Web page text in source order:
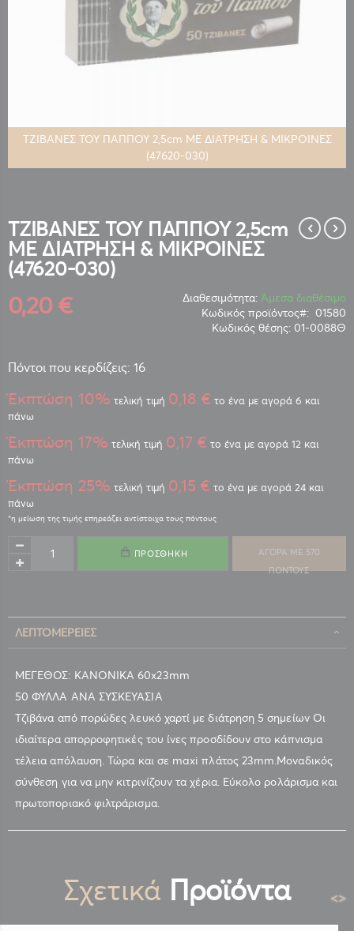
ΤΖΙΒΑΝΕΣ ΤΟΥ ΠΑΠΠΟΥ 2,5cm ΜΕ ΔΙΑΤΡΗΣΗ & ΜΙΚΡΟΙΝΕΣ
(47620-030)
της
συλλογής
εικόνων
ΤΖΙΒΑΝΕΣ ΤΟΥ ΠΑΠΠΟΥ 2,5cm
ΜΕ ΔΙΑΤΡΗΣΗ & ΜΙΚΡΟΙΝΕΣ
(47620-030)
0,20 € Διαθεσιμότητα: Άμεσα διαθέσιμο
Κωδικός προϊόντος
01580
Κωδικός θέσης: 01-0088Θ
Πόντοι που κερδίζεις: 16
Έκπτώση 10% τελική τιμή 0,18 € το ένα με αγορά 6 και
πάνω
Έκπτώση 17% τελική τιμή 0,17 € το ένα με αγορά 12 και
πάνω
Έκπτώση 25% τελική τιμή 0,15 € το ένα με αγορά 24 και
πάνω
ΠΡΟΣΘΉΚΗ
ΑΓΟΡΑ ΜΕ 570
ΠΟΝΤΟΥΣ
ΛΕΠΤΟΜΈΡΕΙΕΣ
ΜΕΓΕΘΟΣ: KANONIKA 60x23mm
50 ΦΥΛΛΑ ΑΝΑ ΣΥΣΚΕΥΑΣΙΑ
Τζιβάνα από πορώδες λευκό χαρτί με διάτρηση 5 σημείων Οι
ιδιαίτερα απορροφητικές του ίνες προσδίδουν στο κάπνισμα
τέλεια απόλαυση. Τώρα και σε maxi πλάτος 23mm.Μοναδικός
σύνθεση για να μην κιτρινίζουν τα χέρια. Εύκολο ρολάρισμα και
πρωτοποριακό φιλτράρισμα.
Σχετικά Προϊόντα <>